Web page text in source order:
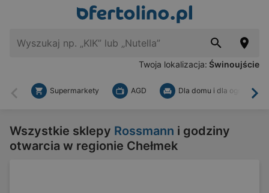
Twoja lokalizacja: Świnoujście
Wstecz
Supermarkety AGD Dla domu i dla ogrodu
Wszystkie sklepy Rossmann i godziny
otwarcia w regionie Chełmek